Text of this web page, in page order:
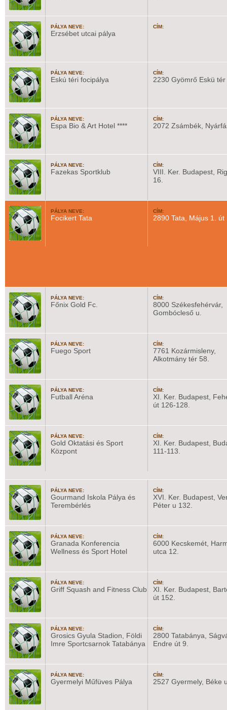
PÁLYA NEVE:
Erzsébet utcai pálya
CÍM:
PÁLYA NEVE:
Eskú téri focipálya
CÍM:
2230 Gyömrő Eskü tér
PÁLYA NEVE:
Espa Bio & Art Hotel ****
CÍM:
2072 Zsámbék,
PÁLYA NEVE:
Fazekas Sportklub
CÍM:
VIII. Ker. Budapest,
16.
PÁLYA NEVE:
Focikert Tata
CÍM:
2890 Tata, Május 1. út
PÁLYA NEVE:
Főnix Gold Fc.
CÍM:
8000 Székesfehérvár,
Gombócleső u.
PÁLYA NEVE:
Fuego Sport
CÍM:
7761 Kozármisleny,
Alkotmány tér 58.
PÁLYA NEVE:
Futball Aréna
CÍM:
XI. Ker. Budapest,
út 126-128.
PÁLYA NEVE:
Gold Oktatási és Sport
Központ
CÍM:
XI. Ker. Budapest,
111-113.
PÁLYA NEVE:
Gourmand Iskola Pálya és
Terembérlés
CÍM:
XVI. Ker. Budapest,
Péter u 132.
PÁLYA NEVE:
Granada Konferencia
Wellness és Sport Hotel
CÍM:
6000 Kecskemét,
utca 12.
PÁLYA NEVE:
Griff Squash and Fitness Club
CÍM:
XI. Ker. Budapest,
út 152.
PÁLYA NEVE:
Grosics Gyula Stadion, Földi
Imre Sportcsarnok Tatabánya
CÍM:
2800 Tatabánya,
Endre út 9.
PÁLYA NEVE:
Gyermelyi Műfüves Pálya
CÍM:
2527 Gyermely, Béke